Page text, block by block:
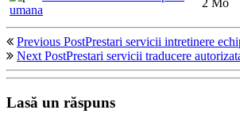
umana
2 Mo
Previous PostPrestari servicii intretinere
Next PostPrestari servicii traducere
Lasă un răspuns